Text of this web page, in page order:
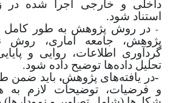
داخلی و خارجی اجرا شده در
استناد شود.
- در روش پژوهش به طور
پژوهش، جامعه آماری، روش
گردآوری اطلاعات، روایی و
تحلیل داده‌ها توضیح داده شود.
-در یافته‌های پژوهش، باید ضمن
و فرضیات، توضیحات لازم به